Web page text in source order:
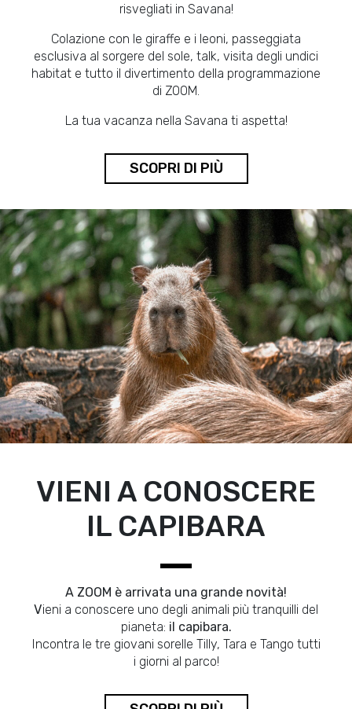
risvegliati in Savana!
Colazione con le giraffe e i leoni, passeggiata
esclusiva al sorgere del sole, talk, visita degli undici
habitat e tutto il divertimento della programmazione
di ZOOM.
La tua vacanza nella Savana ti aspetta!
SCOPRI DI PIÙ
VIENI A CONOSCERE
IL CAPIBARA
A ZOOM è arrivata una grande novità!
Vieni a conoscere uno degli animali più tranquilli del
pianeta: il capibara.
Incontra le tre giovani sorelle Tilly, Tara e Tango tutti
i giorni al parco!